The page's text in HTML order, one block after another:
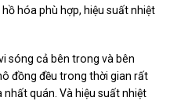
hóa phù hợp, hiệu suất nhiệt
cả bên trong và bên
đồng đều trong thời gian rất
quán. Và hiệu suất nhiệt